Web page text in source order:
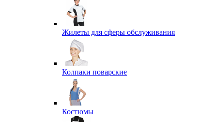
Жилеты для сферы обслуживания
Колпаки поварские
Костюмы